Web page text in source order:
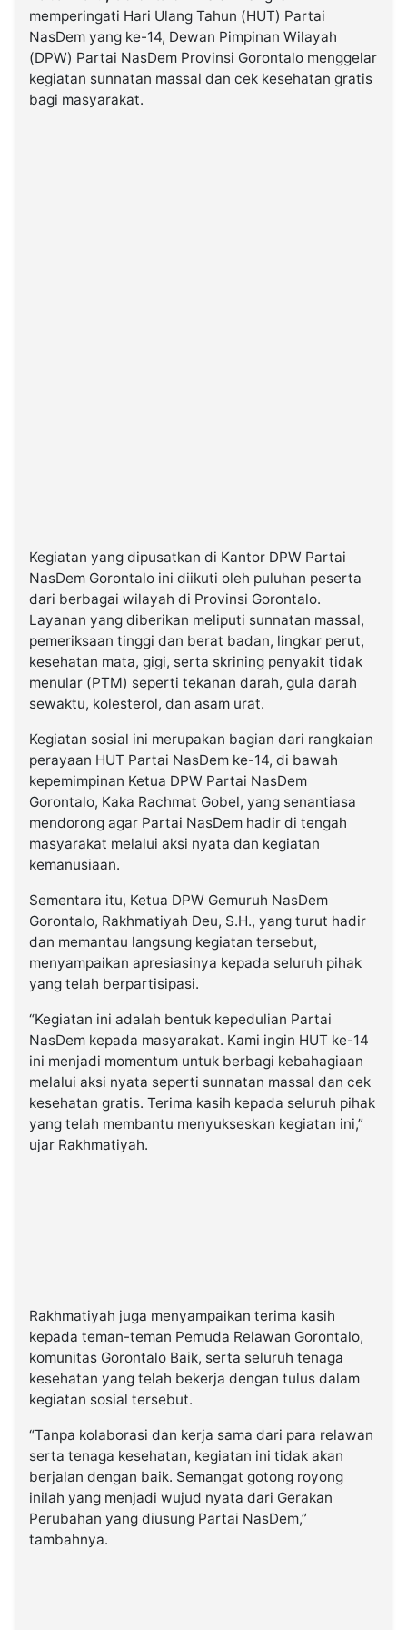
Kabarbaru.co
2026
memperingati Hari Ulang Tahun (HUT) Partai
NasDem yang ke-14, Dewan Pimpinan Wilayah
(DPW) Partai NasDem Provinsi Gorontalo menggelar
kegiatan sunnatan massal dan cek kesehatan gratis
bagi masyarakat.
Kegiatan yang dipusatkan di Kantor DPW Partai
NasDem Gorontalo ini diikuti oleh puluhan peserta
dari berbagai wilayah di Provinsi Gorontalo.
Layanan yang diberikan meliputi sunnatan massal,
pemeriksaan tinggi dan berat badan, lingkar perut,
kesehatan mata, gigi, serta skrining penyakit tidak
menular (PTM) seperti tekanan darah, gula darah
sewaktu, kolesterol, dan asam urat.
Kegiatan sosial ini merupakan bagian dari rangkaian
perayaan HUT Partai NasDem ke-14, di bawah
kepemimpinan Ketua DPW Partai NasDem
Gorontalo, Kaka Rachmat Gobel, yang senantiasa
mendorong agar Partai NasDem hadir di tengah
masyarakat melalui aksi nyata dan kegiatan
kemanusiaan.
Sementara itu, Ketua DPW Gemuruh NasDem
Gorontalo, Rakhmatiyah Deu, S.H., yang turut hadir
dan memantau langsung kegiatan tersebut,
menyampaikan apresiasinya kepada seluruh pihak
yang telah berpartisipasi.
“Kegiatan ini adalah bentuk kepedulian Partai
NasDem kepada masyarakat. Kami ingin HUT ke-14
ini menjadi momentum untuk berbagi kebahagiaan
melalui aksi nyata seperti sunnatan massal dan cek
kesehatan gratis. Terima kasih kepada seluruh pihak
yang telah membantu menyukseskan kegiatan ini,”
ujar Rakhmatiyah.
Rakhmatiyah juga menyampaikan terima kasih
kepada teman-teman Pemuda Relawan Gorontalo,
komunitas Gorontalo Baik, serta seluruh tenaga
kesehatan yang telah bekerja dengan tulus dalam
kegiatan sosial tersebut.
“Tanpa kolaborasi dan kerja sama dari para relawan
serta tenaga kesehatan, kegiatan ini tidak akan
berjalan dengan baik. Semangat gotong royong
inilah yang menjadi wujud nyata dari Gerakan
Perubahan yang diusung Partai NasDem,”
tambahnya.